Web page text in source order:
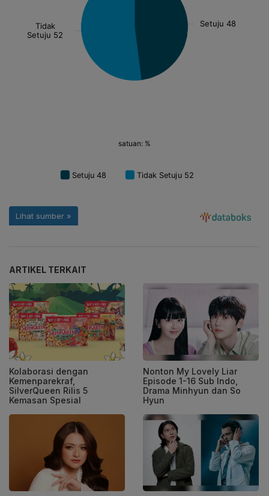
ARTIKEL TERKAIT
Kolaborasi dengan
Kemenparekraf,
SilverQueen Rilis 5
Kemasan Spesial
Nonton My Lovely Liar
Episode 1-16 Sub Indo,
Drama Minhyun dan So
Hyun